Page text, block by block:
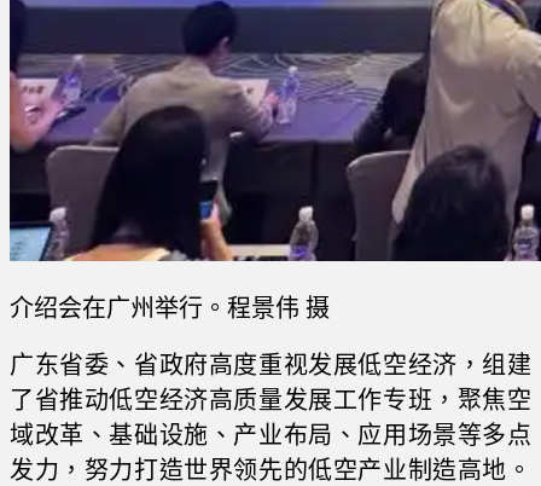
介绍会在广州举行。程景伟 摄
广东省委、省政府高度重视发展低空经济，组建
了省推动低空经济高质量发展工作专班，聚焦空
域改革、基础设施、产业布局、应用场景等多点
发力，努力打造世界领先的低空产业制造高地。